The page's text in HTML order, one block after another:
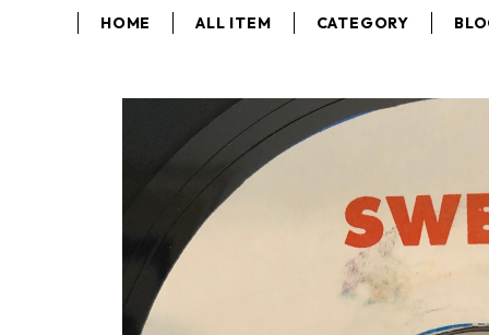
HOME ALL ITEM CATEGORY